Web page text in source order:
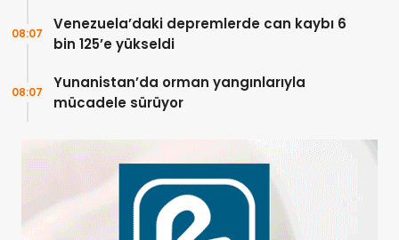
Venezuela’daki depremlerde can kaybı 6
bin 125’e yükseldi
08:07
Yunanistan’da orman yangınlarıyla
mücadele sürüyor
08:07